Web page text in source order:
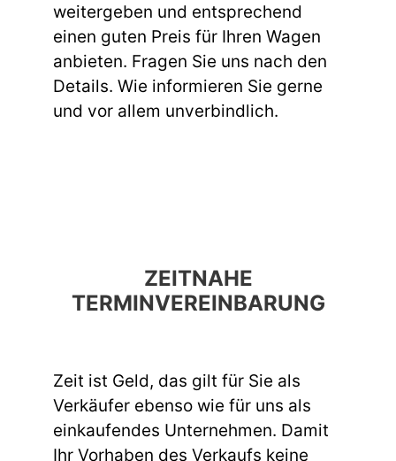
weitergeben und entsprechend
einen guten Preis für Ihren Wagen
anbieten. Fragen Sie uns nach den
Details. Wie informieren Sie gerne
und vor allem unverbindlich.
ZEITNAHE
TERMINVEREINBARUNG
Zeit ist Geld, das gilt für Sie als
Verkäufer ebenso wie für uns als
einkaufendes Unternehmen. Damit
Ihr Vorhaben des Verkaufs keine